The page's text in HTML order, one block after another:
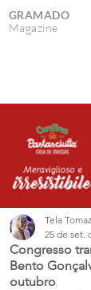
GRAMADO
Magazine
Congresso
Bento
outubro
Tela
25 de set.